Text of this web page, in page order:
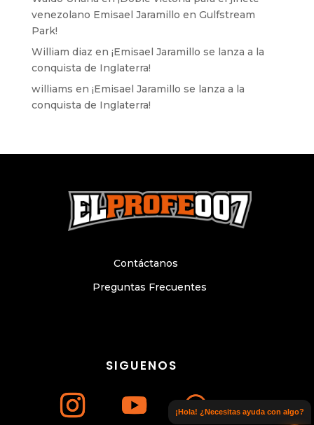
venezolano Emisael Jaramillo en Gulfstream
Park!
William diaz en ¡Emisael Jaramillo se lanza a la
conquista de Inglaterra!
williams en ¡Emisael Jaramillo se lanza a la
conquista de Inglaterra!
SIGUENOS
Preguntas Frecuentes
Contáctanos
¡Hola! ¿Necesitas ayuda con algo?